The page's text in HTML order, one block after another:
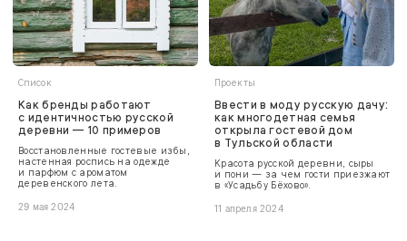
Список
Как бренды работают
с идентичностью русской
деревни — 10 примеров
Восстановленные гостевые избы,
настенная роспись на одежде
и парфюм с ароматом
деревенского лета.
29 мая 2024
Проекты
Ввести в моду русскую дачу:
как многодетная семья
открыла гостевой дом
в Тульской области
Красота русской деревни, сыры
и пони — за чем гости приезжают
в «Усадьбу Бёхово».
11 апреля 2024